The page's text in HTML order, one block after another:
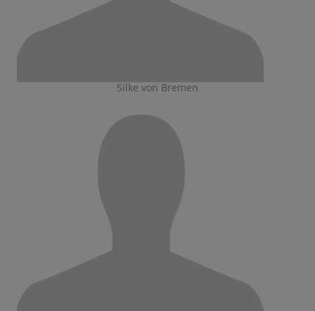
Silke von Bremen